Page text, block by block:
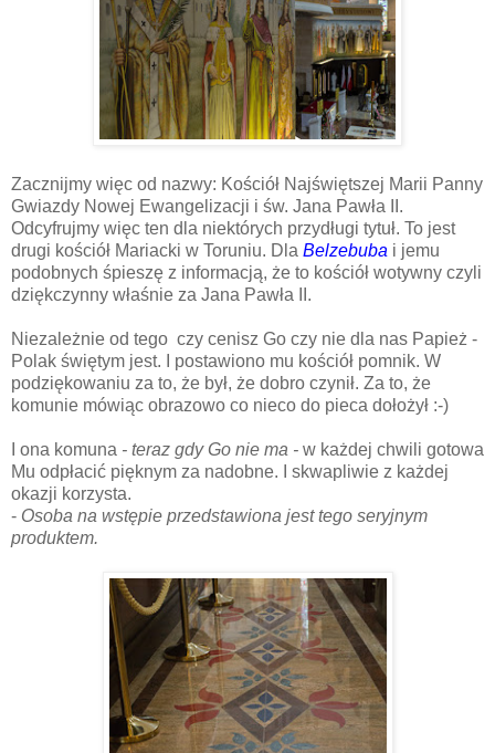
Zacznijmy więc od nazwy: Kościół Najświętszej Marii Panny
Gwiazdy Nowej Ewangelizacji i św. Jana Pawła II.
Odcyfrujmy więc ten dla niektórych przydługi tytuł. To jest
drugi kościół Mariacki w Toruniu. Dla Belzebuba i jemu
podobnych śpieszę z informacją, że to kościół wotywny czyli
dziękczynny właśnie za Jana Pawła II.
Niezależnie od tego czy cenisz Go czy nie dla nas Papież -
Polak świętym jest. I postawiono mu kościół pomnik. W
podziękowaniu za to, że był, że dobro czynił. Za to, że
komunie mówiąc obrazowo co nieco do pieca dołożył :-)
I ona komuna - teraz gdy Go nie ma - w każdej chwili gotowa
Mu odpłacić pięknym za nadobne. I skwapliwie z każdej
okazji korzysta.
- Osoba na wstępie przedstawiona jest tego seryjnym
produktem.